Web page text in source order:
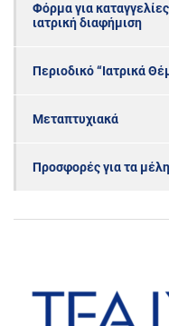
Φόρμα για
ιατρική διαφήμιση
Περιοδικό “Ιατρικά
Μεταπτυχιακά
Προσφορές για τα